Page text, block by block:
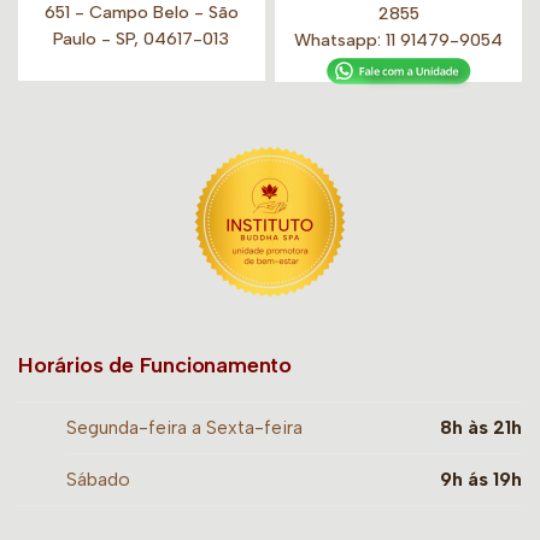
651 - Campo Belo - São
Paulo - SP, 04617-013
2855
Whatsapp:11 91479-9054
Horários de Funcionamento
Segunda-feira a Sexta-feira 8h às 21h
Sábado 9h ás 19h